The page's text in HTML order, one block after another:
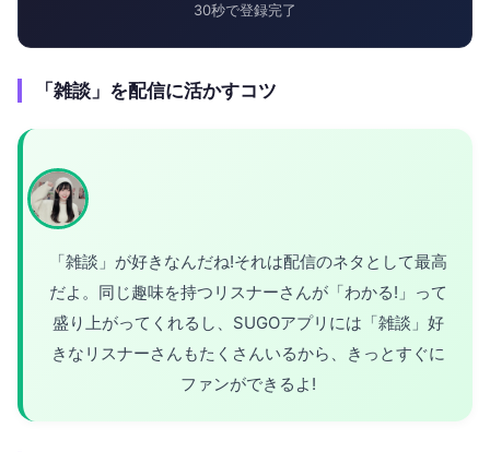
30秒で登録完了
「雑談」を配信に活かすコツ
「雑談」が好きなんだね!それは配信のネタとして最高
だよ。同じ趣味を持つリスナーさんが「わかる!」って
盛り上がってくれるし、SUGOアプリには「雑談」好
きなリスナーさんもたくさんいるから、きっとすぐに
ファンができるよ!